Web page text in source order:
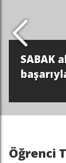
SABAK
Öğrenci